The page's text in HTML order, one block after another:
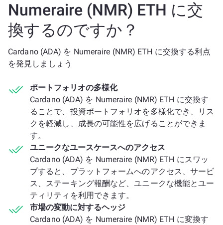
Numeraire (NMR) ETH に交
換するのですか？
Cardano (ADA) を Numeraire (NMR) ETH に交換する利点
を発見しましょう
ポートフォリオの多様化
Cardano (ADA) を Numeraire (NMR) ETH に交換す
ることで、投資ポートフォリオを多様化でき、リス
クを軽減し、成長の可能性を広げることができま
す。
ユニークなユースケースへのアクセス
Cardano (ADA) を Numeraire (NMR) ETH にスワッ
プすると、プラットフォームへのアクセス、サービ
ス、ステーキング報酬など、ユニークな機能とユー
ティリティを利用できます。
市場の変動に対するヘッジ
Cardano (ADA) を Numeraire (NMR) ETH に変換す